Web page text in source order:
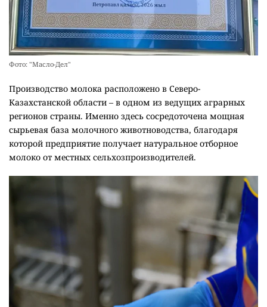
Фото: "Масло-Дел"
Производство молока расположено в Северо-
Казахстанской области – в одном из ведущих аграрных
регионов страны. Именно здесь сосредоточена мощная
сырьевая база молочного животноводства, благодаря
которой предприятие получает натуральное отборное
молоко от местных сельхозпроизводителей.